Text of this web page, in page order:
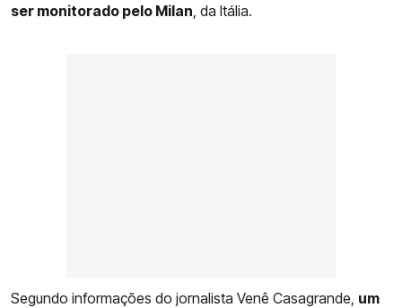
ser monitorado pelo Milan , da Itália.
Segundo informações do jornalista Venê Casagrande, um